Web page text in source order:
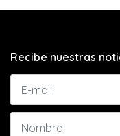
Recibe nuestras